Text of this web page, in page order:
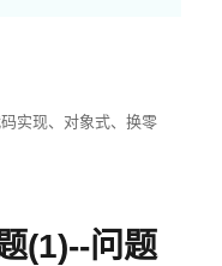
实现、 对象式、换零
(1)--问题